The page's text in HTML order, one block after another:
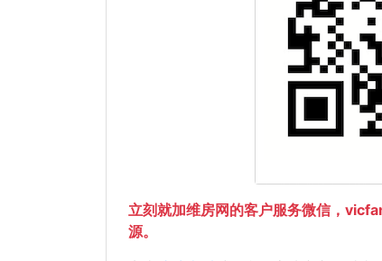
立刻就加维房网的客户服务微信，
源。